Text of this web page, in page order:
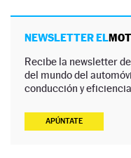
NEWSLETTER EL
Recibe la newsletter
del mundo del
conducción y eficiencia.
APÚNTATE